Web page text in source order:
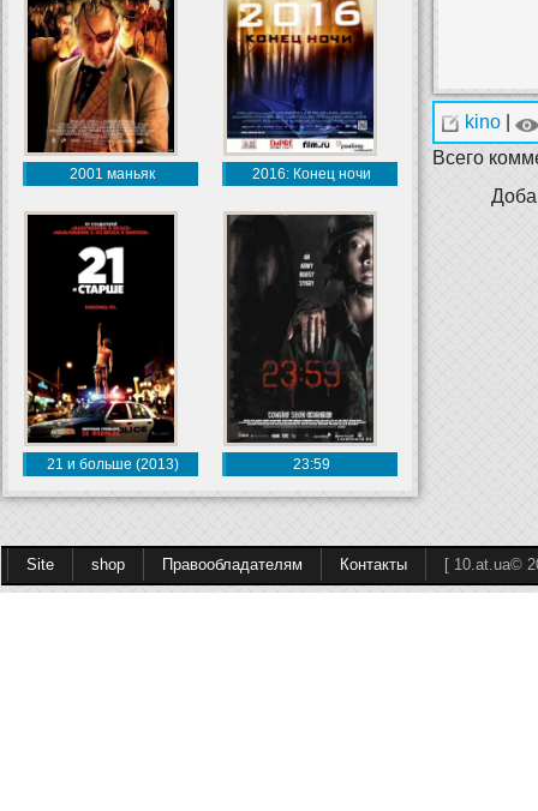
2001 маньяк 2016: Конец ночи
21 и больше (2013) 23:59
kino
Всего
Site shop Правообладателям Контакты [ 10.at.ua©